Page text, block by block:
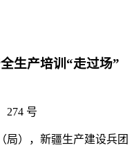
生产培训“走过场”
274 号
局），新疆生产建设兵团